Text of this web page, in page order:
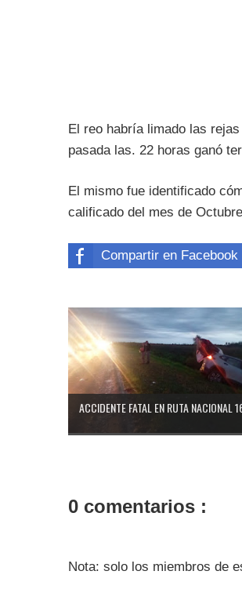
El reo habría limado las
pasada las. 22 horas ganó
El mismo fue identificado
calificado del mes de
Compartir en Facebook
ACCIDENTE FATAL EN RUTA NACIONAL
0 comentarios :
Nota: solo los miembros de